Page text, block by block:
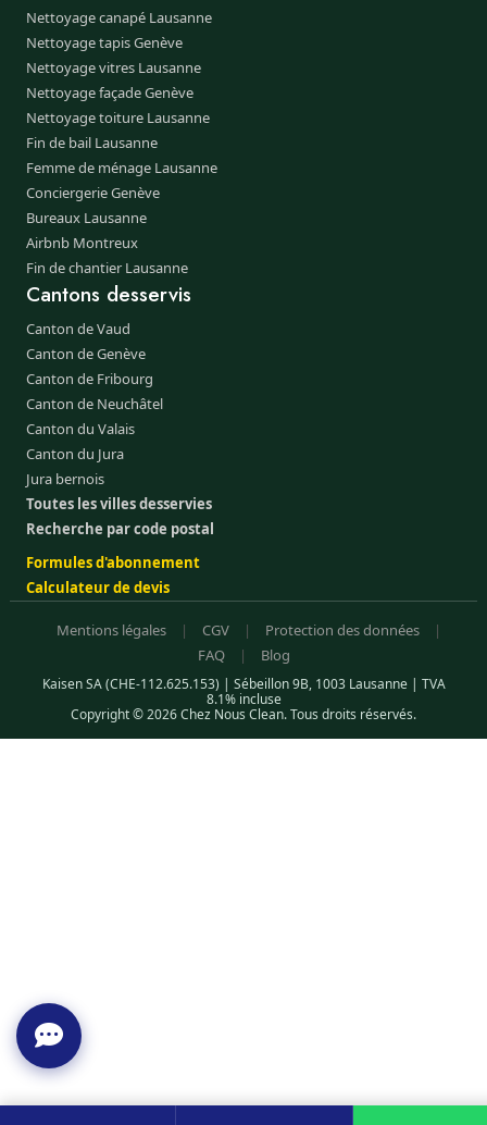
Nettoyage canapé Lausanne
Nettoyage tapis Genève
Nettoyage vitres Lausanne
Nettoyage façade Genève
Nettoyage toiture Lausanne
Fin de bail Lausanne
Femme de ménage Lausanne
Conciergerie Genève
Bureaux Lausanne
Airbnb Montreux
Fin de chantier Lausanne
Cantons desservis
Canton de Vaud
Canton de Genève
Canton de Fribourg
Canton de Neuchâtel
Canton du Valais
Canton du Jura
Jura bernois
Toutes les villes desservies
Recherche par code postal
Formules d'abonnement
Calculateur de devis
Mentions légales | CGV | Protection des données
|
FAQ
| Blog
Kaisen SA (CHE-112.625.153) | Sébeillon 9B, 1003 Lausanne | TVA
8.1% incluse
Copyright © 2026 Chez Nous Clean. Tous droits réservés.